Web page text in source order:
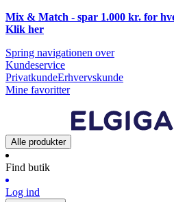
Mix & Match - spar 1.000 kr. for
Klik her
Spring navigationen over
Kundeservice
PrivatkundeErhvervskunde
Mine favoritter
Alle produkter
Find butik
Log ind